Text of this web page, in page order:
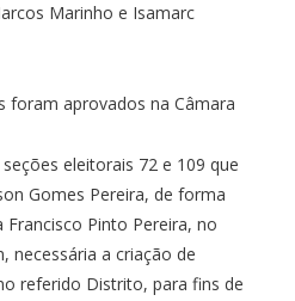
Marinho e Isamarc
foram aprovados na Câmara
eleitorais 72 e 109 que
Gomes Pereira, de forma
Pinto Pereira, no
necessária a criação de
referido Distrito, para fins de